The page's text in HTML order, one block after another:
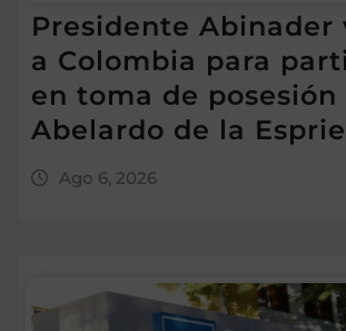
Presidente Abinader
a Colombia para
en toma de posesión
Abelardo de la
Ago 6, 2026